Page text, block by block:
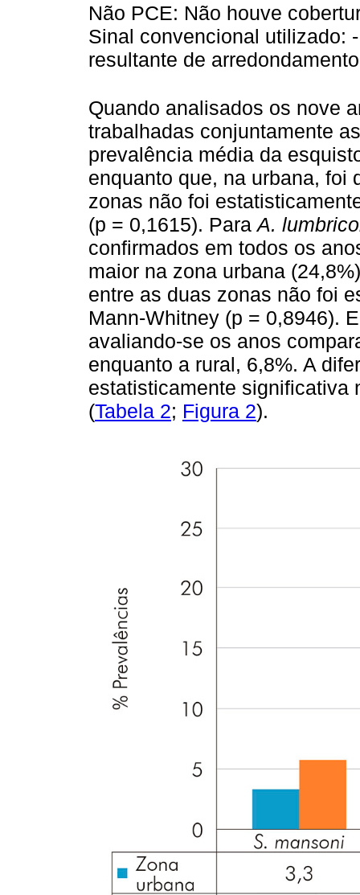
Não PCE: Não houve
Sinal convencional utilizado:
resultante de
Quando analisados os nove
trabalhadas conjuntamente
prevalência média da
enquanto que, na urbana, foi
zonas não foi
(p = 0,1615). ParaA.
confirmados em todos os
maior na zona urbana
entre as duas zonas não foi
Mann-Whitney (p = 0,8946).
avaliando-se os anos
enquanto a rural, 6,8%. A
estatisticamente significativa
(Tabela 2; Figura 2).